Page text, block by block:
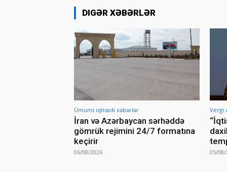
DIGƏR XƏBƏRLƏR
Ümumi iqtisadi xəbərlər
İran və Azərbaycan sərhəddə
gömrük rejimini 24/7 formatına
keçirir
06/08/2026
Vergi
05/08/